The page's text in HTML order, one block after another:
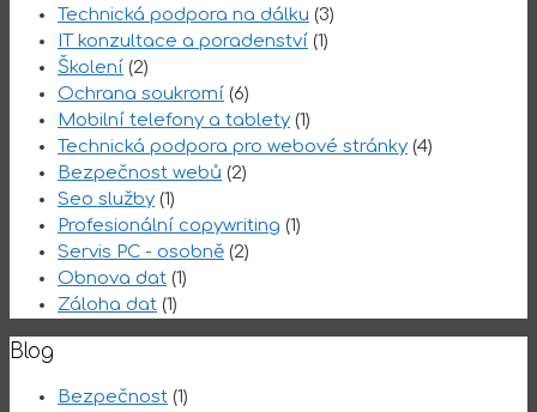
Technická podpora na dálku (3)
IT konzultace a poradenství (1)
Školení (2)
Ochrana soukromí (6)
Mobilní telefony a tablety (1)
Technická podpora pro webové stránky (4)
Bezpečnost webů (2)
Seo služby (1)
Profesionální copywriting (1)
Servis PC - osobně (2)
Obnova dat (1)
Záloha dat (1)
Blog
Bezpečnost (1)